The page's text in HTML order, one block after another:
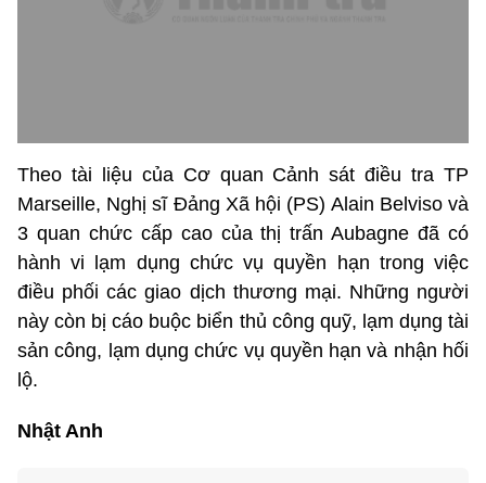
Theo tài liệu của Cơ quan Cảnh sát điều tra TP
Marseille, Nghị sĩ Đảng Xã hội (PS) Alain Belviso và
3 quan chức cấp cao của thị trấn Aubagne đã có
hành vi lạm dụng chức vụ quyền hạn trong việc
điều phối các giao dịch thương mại. Những người
này còn bị cáo buộc biển thủ công quỹ, lạm dụng tài
sản công, lạm dụng chức vụ quyền hạn và nhận hối
lộ.
Nhật Anh